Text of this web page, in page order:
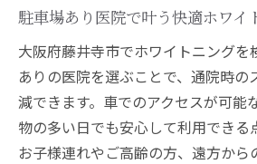
大阪府藤井寺市で叶う安心ホワ
藤井寺市で安心して受け
の基準
ホワイトニング医院選び
ポイント
藤井寺市で信頼のホワイ
駐車場あり医院で叶う快適ホワイ
大阪府藤井寺市でホワイトニングを
ありの医院を選ぶことで、通院時の
減できます。車でのアクセスが可能
物の多い日でも安心して利用できる
お子様連れやご高齢の方、遠方から